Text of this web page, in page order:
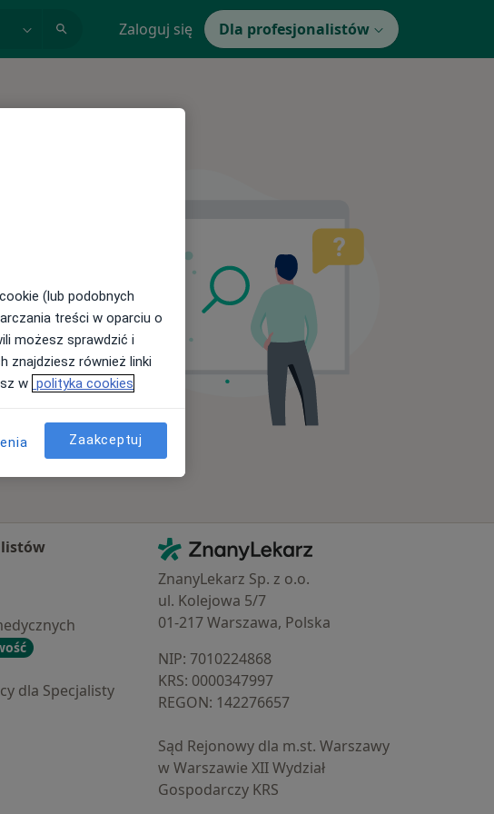
Zaloguj się Dla profesjonalistów
dla Specjalisty
Kontakt
ZnanyLekarz - Strona główna
ZnanyLekarz Sp. z o.o.
ul. Kolejowa 5/7
01-217 Warszawa, Polska
NIP: ⁠7010224868
KRS: ⁠0000347997
REGON: ⁠142276657
Sąd Rejonowy dla m.st. Warszawy
w Warszawie XII Wydział
Gospodarczy KRS
(lub podobnych
treści w oparciu o
możesz sprawdzić i
znajdziesz również linki
w polityka cookies
Zaakceptuj